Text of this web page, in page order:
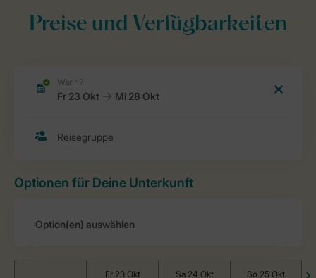
Preise und Verfügbarkeiten
Optionen für Deine Unterkunft
Fr 23 Okt Sa 24 Okt So 25 Okt